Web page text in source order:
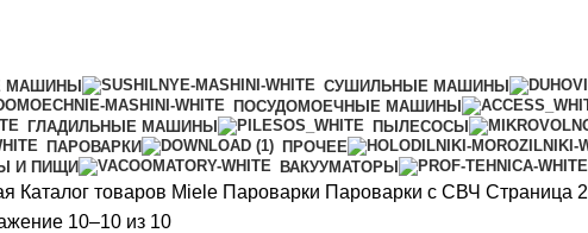
МАШИНЫ СУШИЛЬНЫЕ МАШИНЫ
ПОСУДОМОЕЧНЫЕ МАШИНЫ
ГЛАДИЛЬНЫЕ МАШИНЫ ПЫЛЕСОСЫ
ПАРОВАРКИ ПРОЧЕЕ
И ПИЩИ
ВАКУУМАТОРЫ
Каталог товаров Miele Пароварки Пароварки с СВЧ Страница 2
10–10 из 10Сортировка: